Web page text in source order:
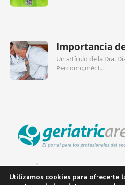
Importancia
Un artículo de la Dra.
Perdomo,médi...
QUIÉNES SOMOS
Utilizamos cookies para ofrecerte